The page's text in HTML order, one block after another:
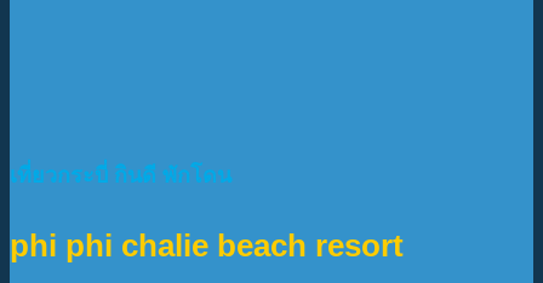
เที่ยวกระบี่ กินดี พักโดน
phi phi chalie beach resort